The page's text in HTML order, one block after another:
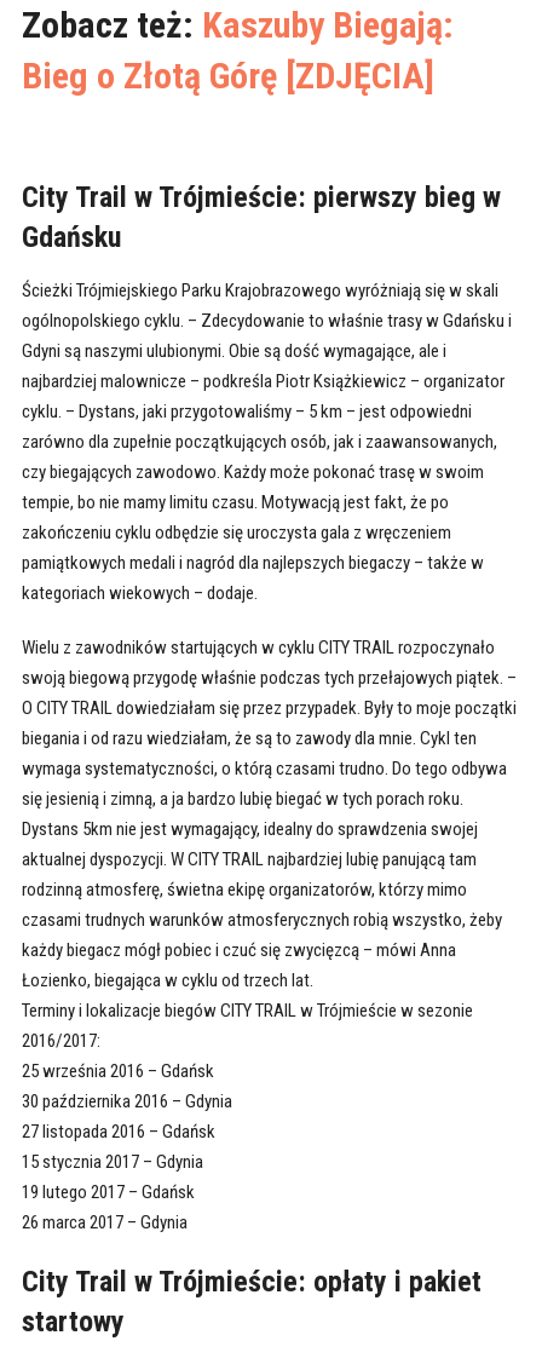
Zobacz też: Kaszuby Biegają:
Bieg o Złotą Górę [ZDJĘCIA]
City Trail w Trójmieście: pierwszy bieg w
Gdańsku
Ścieżki Trójmiejskiego Parku Krajobrazowego wyróżniają się w skali
ogólnopolskiego cyklu. – Zdecydowanie to właśnie trasy w Gdańsku i
Gdyni są naszymi ulubionymi. Obie są dość wymagające, ale i
najbardziej malownicze – podkreśla Piotr Książkiewicz – organizator
cyklu. – Dystans, jaki przygotowaliśmy – 5 km – jest odpowiedni
zarówno dla zupełnie początkujących osób, jak i zaawansowanych,
czy biegających zawodowo. Każdy może pokonać trasę w swoim
tempie, bo nie mamy limitu czasu. Motywacją jest fakt, że po
zakończeniu cyklu odbędzie się uroczysta gala z wręczeniem
pamiątkowych medali i nagród dla najlepszych biegaczy – także w
kategoriach wiekowych – dodaje.
Wielu z zawodników startujących w cyklu CITY TRAIL rozpoczynało
swoją biegową przygodę właśnie podczas tych przełajowych piątek. –
O CITY TRAIL dowiedziałam się przez przypadek. Były to moje początki
biegania i od razu wiedziałam, że są to zawody dla mnie. Cykl ten
wymaga systematyczności, o którą czasami trudno. Do tego odbywa
się jesienią i zimną, a ja bardzo lubię biegać w tych porach roku.
Dystans 5km nie jest wymagający, idealny do sprawdzenia swojej
aktualnej dyspozycji. W CITY TRAIL najbardziej lubię panującą tam
rodzinną atmosferę, świetna ekipę organizatorów, którzy mimo
czasami trudnych warunków atmosferycznych robią wszystko, żeby
każdy biegacz mógł pobiec i czuć się zwycięzcą – mówi Anna
Łozienko, biegająca w cyklu od trzech lat.
Terminy i lokalizacje biegów CITY TRAIL w Trójmieście w sezonie
2016/2017:
25 września 2016 – Gdańsk
30 października 2016 – Gdynia
27 listopada 2016 – Gdańsk
15 stycznia 2017 – Gdynia
19 lutego 2017 – Gdańsk
26 marca 2017 – Gdynia
City Trail w Trójmieście: opłaty i pakiet
startowy